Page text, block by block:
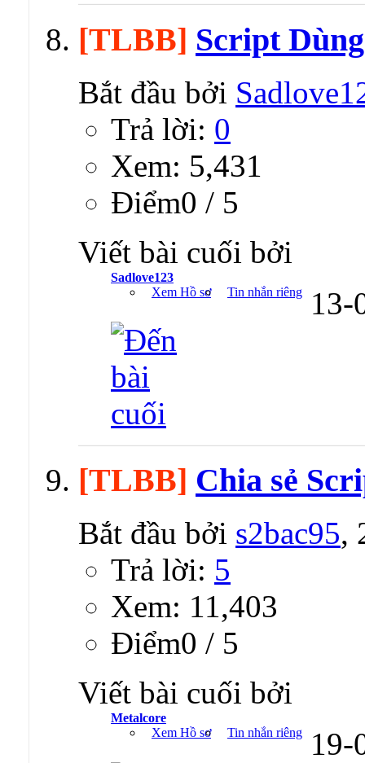
[TLBB] Script
Bắt đầu bởi
Trả lời: 0
Xem: 5,431
Ðiểm0 / 5
Viết bài cuối bởi
Sadlove123
Xem Hồ sơ
Tin nhắn riêng
[TLBB] Chia sẻ
Bắt đầu bởi s2bac95,
Trả lời: 5
Xem: 11,403
Ðiểm0 / 5
Viết bài cuối bởi
Metalcore
Xem Hồ sơ
Tin nhắn riêng